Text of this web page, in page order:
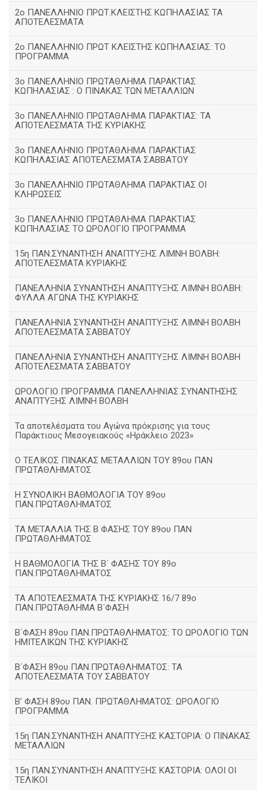
2ο ΠΑΝΕΛΛΗΝΙΟ ΠΡΩΤ.ΚΛΕΙΣΤΗΣ ΚΩΠΗΛΑΣΙΑΣ ΤΑ
ΑΠΟΤΕΛΕΣΜΑΤΑ
2ο ΠΑΝΕΛΛΗΝΙΟ ΠΡΩΤ ΚΛΕΙΣΤΗΣ ΚΩΠΗΛΑΣΙΑΣ: ΤΟ
ΠΡΟΓΡΑΜΜΑ
3ο ΠΑΝΕΛΛΗΝΙΟ ΠΡΩΤΑΘΛΗΜΑ ΠΑΡΑΚΤΙΑΣ
ΚΩΠΗΛΑΣΙΑΣ : Ο ΠΙΝΑΚΑΣ ΤΩΝ ΜΕΤΑΛΛΙΩΝ
3o ΠΑΝΕΛΛΗΝΙΟ ΠΡΩΤΑΘΛΗΜΑ ΠΑΡΑΚΤΙΑΣ: ΤΑ
ΑΠΟΤΕΛΕΣΜΑΤΑ ΤΗΣ ΚΥΡΙΑΚΗΣ
3ο ΠΑΝΕΛΛΗΝΙΟ ΠΡΩΤΑΘΛΗΜΑ ΠΑΡΑΚΤΙΑΣ
ΚΩΠΗΛΑΣΙΑΣ ΑΠΟΤΕΛΕΣΜΑΤΑ ΣΑΒΒΑΤΟΥ
3ο ΠΑΝΕΛΛΗΝΙΟ ΠΡΩΤΑΘΛΗΜΑ ΠΑΡΑΚΤΙΑΣ ΟΙ
ΚΛΗΡΩΣΕΙΣ
3ο ΠΑΝΕΛΛΗΝΙΟ ΠΡΩΤΑΘΛΗΜΑ ΠΑΡΑΚΤΙΑΣ
ΚΩΠΗΛΑΣΙΑΣ ΤΟ ΩΡΟΛΟΓΙΟ ΠΡΟΓΡΑΜΜΑ
15η ΠΑΝ.ΣΥΝΑΝΤΗΣΗ ΑΝΑΠΤΥΞΗΣ ΛΙΜΝΗ ΒΟΛΒΗ:
ΑΠΟΤΕΛΕΣΜΑΤΑ ΚΥΡΙΑΚΗΣ
ΠΑΝΕΛΛΗΝΙΑ ΣΥΝΑΝΤΗΣΗ ΑΝΑΠΤΥΞΗΣ ΛΙΜΝΗ ΒΟΛΒΗ:
ΦΥΛΛΑ ΑΓΩΝΑ ΤΗΣ ΚΥΡΙΑΚΗΣ
ΠΑΝΕΛΛΗΝΙΑ ΣΥΝΑΝΤΗΣΗ ΑΝΑΠΤΥΞΗΣ ΛΙΜΝΗ ΒΟΛΒΗ
ΑΠΟΤΕΛΕΣΜΑΤΑ ΣΑΒΒΑΤΟΥ
ΠΑΝΕΛΛΗΝΙΑ ΣΥΝΑΝΤΗΣΗ ΑΝΑΠΤΥΞΗΣ ΛΙΜΝΗ ΒΟΛΒΗ
ΑΠΟΤΕΛΕΣΜΑΤΑ ΣΑΒΒΑΤΟΥ
ΩΡΟΛΟΓΙΟ ΠΡΟΓΡΑΜΜΑ ΠΑΝΕΛΛΗΝΙΑΣ ΣΥΝΑΝΤΗΣΗΣ
ΑΝΑΠΤΥΞΗΣ ΛΙΜΝΗ ΒΟΛΒΗ
Τα αποτελέσματα του Αγώνα πρόκρισης για τους
Παράκτιους Μεσογειακούς «Ηράκλειο 2023»
Ο ΤΕΛΙΚΟΣ ΠΙΝΑΚΑΣ ΜΕΤΑΛΛΙΩΝ ΤΟΥ 89ου ΠΑΝ
ΠΡΩΤΑΘΛΗΜΑΤΟΣ
Η ΣΥΝΟΛΙΚΗ ΒΑΘΜΟΛΟΓΙΑ ΤΟΥ 89ου
ΠΑΝ.ΠΡΩΤΑΘΛΗΜΑΤΟΣ
ΤΑ ΜΕΤΑΛΛΙΑ ΤΗΣ Β ΦΑΣΗΣ ΤΟΥ 89ου ΠΑΝ
ΠΡΩΤΑΘΛΗΜΑΤΟΣ
H ΒΑΘΜΟΛΟΓΙΑ ΤΗΣ Β΄ ΦΑΣΗΣ ΤΟΥ 89ο
ΠΑΝ.ΠΡΩΤΑΘΛΗΜΑΤΟΣ
ΤΑ ΑΠΟΤΕΛΕΣΜΑΤΑ ΤΗΣ ΚΥΡΙΑΚΗΣ 16/7 89ο
ΠΑΝ.ΠΡΩΤΑΘΛΗΜΑ Β΄ΦΑΣΗ
Β΄ΦΑΣΗ 89ου ΠΑΝ.ΠΡΩΤΑΘΛΗΜΑΤΟΣ: ΤΟ ΩΡΟΛΟΓΙΟ ΤΩΝ
ΗΜΙΤΕΛΙΚΩΝ ΤΗΣ ΚΥΡΙΑΚΗΣ
Β΄ΦΑΣΗ 89ου ΠΑΝ.ΠΡΩΤΑΘΛΗΜΑΤΟΣ: ΤΑ
ΑΠΟΤΕΛΕΣΜΑΤΑ ΤΟΥ ΣΑΒΒΑΤΟΥ
Β' ΦΑΣΗ 89ου ΠΑΝ. ΠΡΩΤΑΘΛΗΜΑΤΟΣ: ΩΡΟΛΟΓΙΟ
ΠΡΟΓΡΑΜΜΑ
15η ΠΑΝ.ΣΥΝΑΝΤΗΣΗ ΑΝΑΠΤΥΞΗΣ ΚΑΣΤΟΡΙΑ: Ο ΠΙΝΑΚΑΣ
ΜΕΤΑΛΛΙΩΝ
15η ΠΑΝ.ΣΥΝΑΝΤΗΣΗ ΑΝΑΠΤΥΞΗΣ ΚΑΣΤΟΡΙΑ: ΟΛΟΙ ΟΙ
ΤΕΛΙΚΟΙ